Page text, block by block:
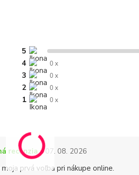
5
4
0 x
3 0 x
2 0 x
1 0 x
recenzia - 07. 08. 2026
prvá voľba pri nákupe online.